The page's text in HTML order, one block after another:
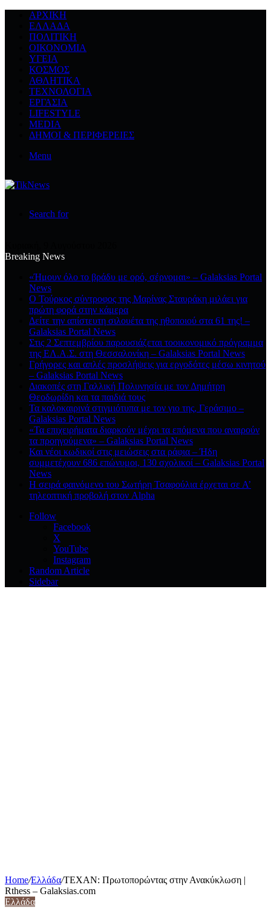
ΑΡΧΙΚΉ
ΕΛΛΆΔΑ
ΠΟΛΙΤΙΚΉ
ΟΙΚΟΝΟΜΊΑ
ΥΓΕΊΑ
ΚΌΣΜΟΣ
ΑΘΛΗΤΙΚΆ
ΤΕΧΝΟΛΟΓΙΆ
ΕΡΓΑΣΊΑ
LIFESTYLE
MEDIA
ΔΉΜΟΙ & ΠΕΡΙΦΈΡΕΙΕΣ
Menu
Search for
Breaking News
«Ήμουν όλο το βράδυ με ορό, σέρνομαι» – Galaksias Portal
News
Ο Τούρκος σύντροφος της Μαρίνας Σταυράκη μιλάει για
πρώτη φορά στην κάμερα
Δείτε την απίστευτη σιλουέτα της ηθοποιού στα 61 της! –
Galaksias Portal News
Στις 2 Σεπτεμβρίου παρουσιάζεται τοοικονομικό πρόγραμμα
της ΕΛ.Α.Σ. στη Θεσσαλονίκη – Galaksias Portal News
Γρήγορες και απλές προσλήψεις για εργοδότες μέσω κινητού
– Galaksias Portal News
Διακοπές στη Γαλλική Πολυνησία με τον Δημήτρη
Θεοδωρίδη και τα παιδιά τους
Τα καλοκαιρινά στιγμιότυπα με τον γιο της, Γεράσιμο –
Galaksias Portal News
«Τα επιχειρήματα διαρκούν μέχρι τα επόμενα που αναιρούν
τα προηγούμενα» – Galaksias Portal News
Και νέοι κωδικοί στις μειώσεις στα ράφια – Ήδη
συμμετέχουν 686 επώνυμοι, 130 σχολικοί – Galaksias Portal
News
Η σειρά φαινόμενο του Σωτήρη Τσαφούλια έρχεται σε Α’
τηλεοπτική προβολή στον Alpha
Follow
Facebook
X
YouTube
Instagram
Random Article
Sidebar
Home/Ελλάδα/ΤΕΧΑΝ: Πρωτοπορώντας στην Ανακύκλωση |
Rthess – Galaksias.com
Ελλάδα